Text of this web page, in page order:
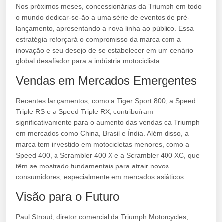
Nos próximos meses, concessionárias da Triumph em todo
o mundo dedicar-se-ão a uma série de eventos de pré-
lançamento, apresentando a nova linha ao público. Essa
estratégia reforçará o compromisso da marca com a
inovação e seu desejo de se estabelecer em um cenário
global desafiador para a indústria motociclista.
Vendas em Mercados Emergentes
Recentes lançamentos, como a Tiger Sport 800, a Speed
Triple RS e a Speed Triple RX, contribuíram
significativamente para o aumento das vendas da Triumph
em mercados como China, Brasil e Índia. Além disso, a
marca tem investido em motocicletas menores, como a
Speed 400, a Scrambler 400 X e a Scrambler 400 XC, que
têm se mostrado fundamentais para atrair novos
consumidores, especialmente em mercados asiáticos.
Visão para o Futuro
Paul Stroud, diretor comercial da Triumph Motorcycles,